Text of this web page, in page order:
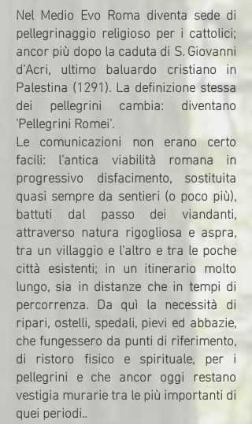
Nel Medio Evo Roma diventa sede di
pellegrinaggio religioso per i cattolici;
ancor più dopo la caduta di S. Giovanni
d'Acri, ultimo baluardo cristiano in
Palestina (1291). La definizione stessa
dei pellegrini cambia: diventano
'Pellegrini Romei'.
Le comunicazioni non erano certo
facili: l'antica viabilità romana in
progressivo disfacimento, sostituita
quasi sempre da sentieri (o poco più),
battuti dal passo dei viandanti,
attraverso natura rigogliosa e aspra,
tra un villaggio e l'altro e tra le poche
città esistenti; in un itinerario molto
lungo, sia in distanze che in tempi di
percorrenza. Da quì la necessità di
ripari, ostelli, spedali, pievi ed abbazie,
che fungessero da punti di riferimento,
di ristoro fisico e spirituale, per i
pellegrini e che ancor oggi restano
vestigia murarie tra le più importanti di
quei periodi..